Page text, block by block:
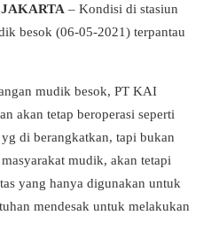
– Kondisi di stasiun
besok (06-05-2021) terpantau
mudik besok, PT KAI
akan tetap beroperasi seperti
di berangkatkan, tapi bukan
mudik, akan tetapi
yang hanya digunakan untuk
mendesak untuk melakukan